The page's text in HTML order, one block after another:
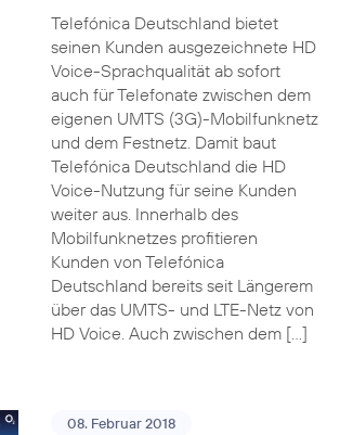
Telefónica Deutschland bietet
seinen Kunden ausgezeichnete HD
Voice-Sprachqualität ab sofort
auch für Telefonate zwischen dem
eigenen UMTS (3G)-Mobilfunknetz
und dem Festnetz. Damit baut
Telefónica Deutschland die HD
Voice-Nutzung für seine Kunden
weiter aus. Innerhalb des
Mobilfunknetzes profitieren
Kunden von Telefónica
Deutschland bereits seit Längerem
über das UMTS- und LTE-Netz von
HD Voice. Auch zwischen dem […]
08. Februar 2018